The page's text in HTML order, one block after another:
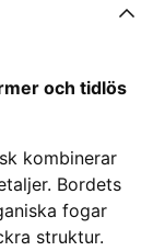
och tidlös
kombinerar
Bordets
fogar
struktur.